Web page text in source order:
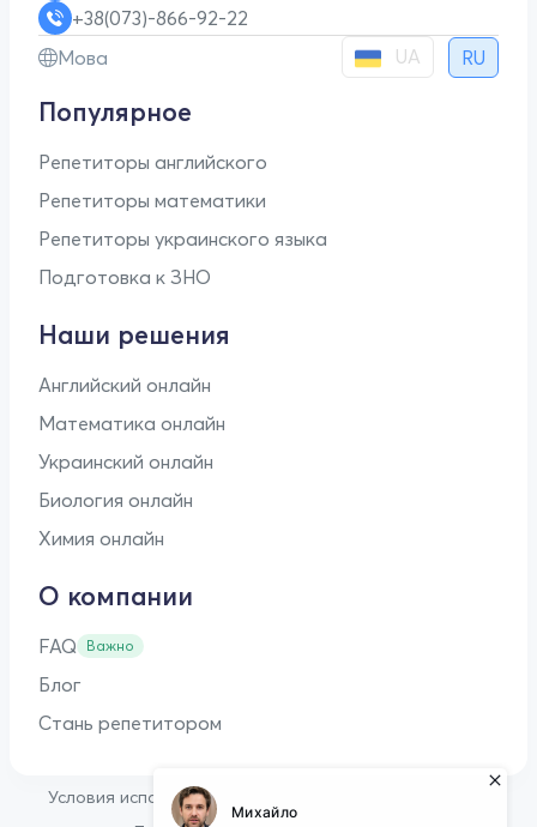
+38(073)-866-92-22
Мова
UA RU
Популярное
Репетиторы английского
Репетиторы математики
Репетиторы украинского языка
Подготовка к ЗНО
Наши решения
Английский онлайн
Математика онлайн
Украинский онлайн
Биология онлайн
Химия онлайн
О компании
FAQ Важно
Блог
Стань репетитором
Условия использования